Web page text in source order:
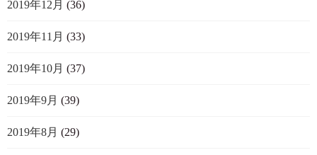
2019年12月 (36)
2019年11月 (33)
2019年10月 (37)
2019年9月 (39)
2019年8月 (29)